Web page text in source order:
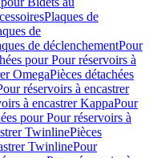
Plaques de
de
de déclenchementPour
pour Pour réservoirs à
OmegaPièces détachées
réservoirs à encastrer
à encastrer KappaPour
pour Pour réservoirs à
TwinlinePièces
TwinlinePour